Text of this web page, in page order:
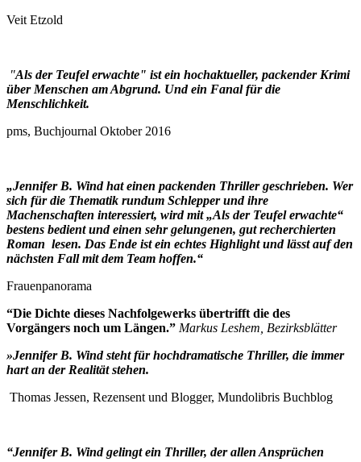
Veit Etzold
"Als der Teufel erwachte" ist ein hochaktueller, packender Krimi
über Menschen am Abgrund. Und ein Fanal für die
Menschlichkeit.
pms, Buchjournal Oktober 2016
„Jennifer B. Wind hat einen packenden Thriller geschrieben. Wer
sich für die Thematik rundum Schlepper und ihre
Machenschaften interessiert, wird mit „Als der Teufel erwachte“
bestens bedient und einen sehr gelungenen, gut recherchierten
Roman lesen. Das Ende ist ein echtes Highlight und lässt auf den
nächsten Fall mit dem Team hoffen.“
Frauenpanorama
“Die Dichte dieses Nachfolgewerks übertrifft die des
Vorgängers noch um Längen.” Markus Leshem, Bezirksblätter
»Jennifer B. Wind steht für hochdramatische Thriller, die immer
hart an der Realität stehen.
Thomas Jessen, Rezensent und Blogger, Mundolibris Buchblog
“Jennifer B. Wind gelingt ein Thriller, der allen Ansprüchen